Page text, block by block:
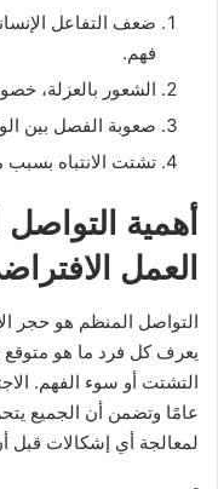
ضعف التفاعل
فهم.
الشعور بالعزلة،
صعوبة الفصل بين
تشتت الانتباه بسبب
أهمية
العمل
التواصل المنظم هو حجر
يعرف كل فرد ما هو
التشتت أو سوء الفهم.
عامًا وتضمن أن الجميع
لمعالجة أي إشكالات قبل